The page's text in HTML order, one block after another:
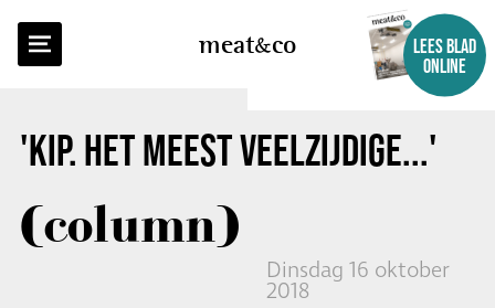
meatco
LEES BLAD
ONLINE
'KIP. HET MEEST VEELZIJDIGE...'
(column)
Dinsdag 16 oktober
2018
TERUG NAAR OVERZICHT